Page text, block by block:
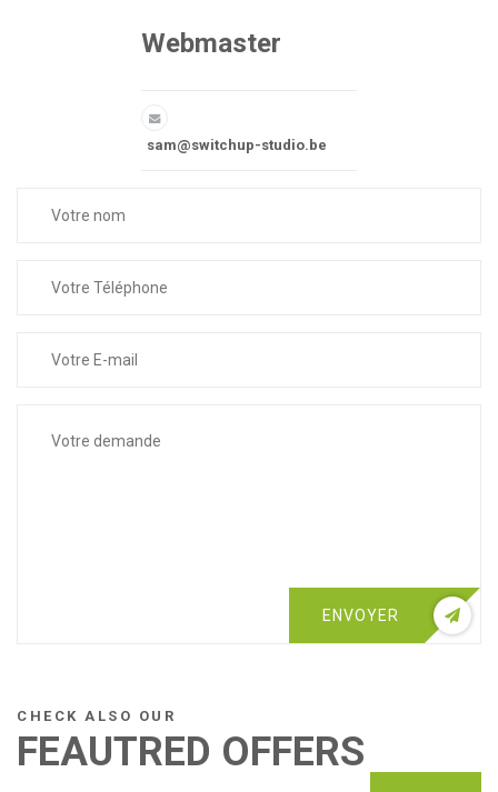
Webmaster
sam@switchup-studio.be
ENVOYER
CHECK ALSO OUR
FEAUTRED OFFERS